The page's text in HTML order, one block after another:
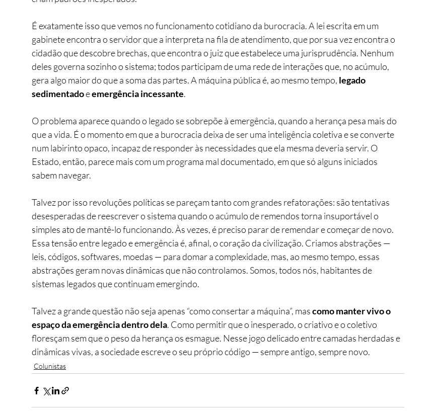
É exatamente isso que vemos no funcionamento cotidiano da burocracia. A lei escrita em um
gabinete encontra o servidor que a interpreta na fila de atendimento, que por sua vez encontra o
cidadão que descobre brechas, que encontra o juiz que estabelece uma jurisprudência. Nenhum
deles governa sozinho o sistema; todos participam de uma rede de interações que, no acúmulo,
gera algo maior do que a soma das partes. A máquina pública é, ao mesmo tempo, legado
sedimentado e emergência incessante.
O problema aparece quando o legado se sobrepõe à emergência, quando a herança pesa mais do
que a vida. É o momento em que a burocracia deixa de ser uma inteligência coletiva e se converte
num labirinto opaco, incapaz de responder às necessidades que ela mesma deveria servir. O
Estado, então, parece mais com um programa mal documentado, em que só alguns iniciados
sabem navegar.
Talvez por isso revoluções políticas se pareçam tanto com grandes refatorações: são tentativas
desesperadas de reescrever o sistema quando o acúmulo de remendos torna insuportável o
simples ato de mantê-lo funcionando. Às vezes, é preciso parar de remendar e começar de novo.
Essa tensão entre legado e emergência é, afinal, o coração da civilização. Criamos abstrações —
leis, códigos, softwares, moedas — para domar a complexidade, mas, ao mesmo tempo, essas
abstrações geram novas dinâmicas que não controlamos. Somos, todos nós, habitantes de
sistemas legados que continuam emergindo.
Talvez a grande questão não seja apenas “como consertar a máquina”, mas como manter vivo o
espaço da emergência dentro dela. Como permitir que o inesperado, o criativo e o coletivo
floresçam sem que o peso da herança os esmague. Nesse jogo delicado entre camadas herdadas e
dinâmicas vivas, a sociedade escreve o seu próprio código — sempre antigo, sempre novo.
Colunistas